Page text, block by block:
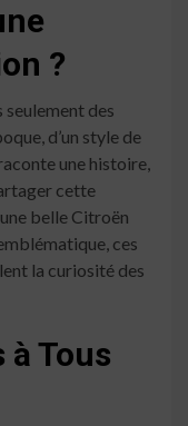
?
seulement des
d’un style de
une histoire,
cette
belle Citroën
ces
la curiosité des
à Tous